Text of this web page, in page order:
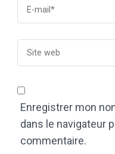
Enregistrer mon
dans le navigateur
commentaire.